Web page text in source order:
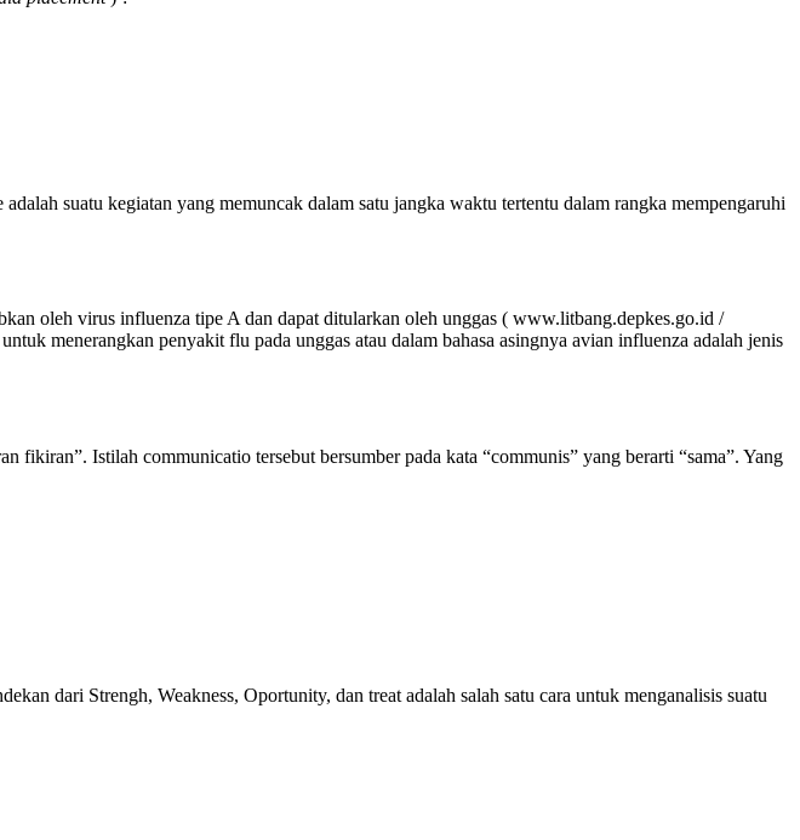
suatu kegiatan yang memuncak dalam satu jangka waktu tertentu dalam rangka mempengaruhi
oleh virus influenza tipe A dan dapat ditularkan oleh unggas ( www.litbang.depkes.go.id /
menerangkan penyakit flu pada unggas atau dalam bahasa asingnya avian influenza adalah jenis
fikiran”. Istilah communicatio tersebut bersumber pada kata “communis” yang berarti “sama”. Yang
dari Strengh, Weakness, Oportunity, dan treat adalah salah satu cara untuk menganalisis suatu